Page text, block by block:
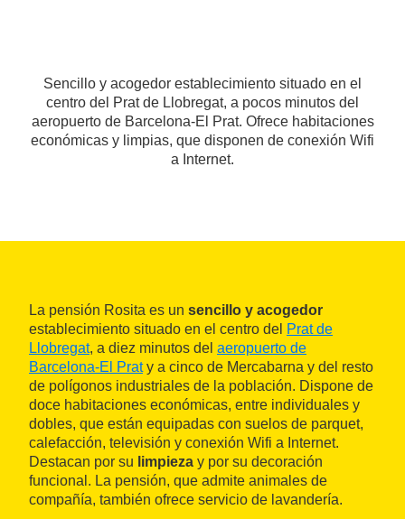
Sencillo y acogedor establecimiento situado en el
centro del Prat de Llobregat, a pocos minutos del
aeropuerto de Barcelona-El Prat. Ofrece habitaciones
económicas y limpias, que disponen de conexión Wifi
a Internet.
La pensión Rosita es un sencillo y acogedor
establecimiento situado en el centro del Prat de
Llobregat, a diez minutos del aeropuerto de
Barcelona-El Praty a cinco de Mercabarna y del resto
de polígonos industriales de la población. Dispone de
doce habitaciones económicas, entre individuales y
dobles, que están equipadas con suelos de parquet,
calefacción, televisión y conexión Wifi a Internet.
Destacan por su limpieza y por su decoración
funcional. La pensión, que admite animales de
compañía, también ofrece servicio de lavandería.